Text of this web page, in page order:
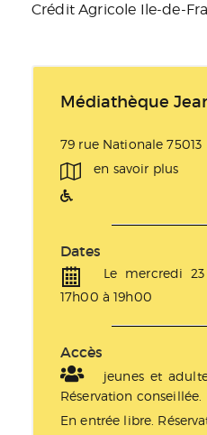
Crédit Agricole Ile-de-
Médiathèque
79 rue Nationale 75013
en savoir plus
Dates
Le mercredi
17h00 à 19h00
Accès
jeunes et
Réservation conseillée.
En entrée libre.